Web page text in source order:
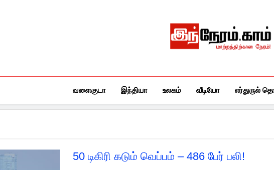
வளைகுடா இந்தியா உலகம் வீடியோ எர்துருல்
50 டிகிரி கடும் வெப்பம் – 486 பேர் பலி!